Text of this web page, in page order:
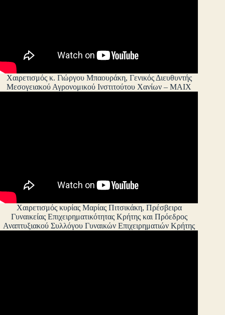
Χαιρετισμός κ. Γιώργου Μπαουράκη, Γενικός Διευθυντής
Μεσογειακού Αγρονομικού Ινστιτούτου Χανίων – ΜΑΙΧ
Χαιρετισμός κυρίας Μαρίας Πιτσικάκη, Πρέσβειρα
Γυναικείας Επιχειρηματικότητας Κρήτης και Πρόεδρος
Αναπτυξιακού Συλλόγου Γυναικών Επιχειρηματιών Κρήτης